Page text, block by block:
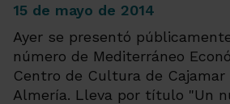
15 de mayo de 2014
Ayer se presentó
número de Mediterráneo
Centro de Cultura de Cajamar
Almería. Lleva por título "Un